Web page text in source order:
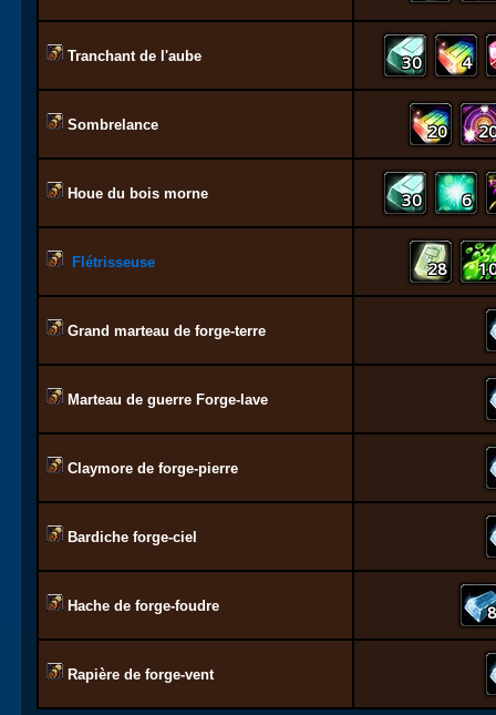
Tranchant de l'aube 30 4
Sombrelance 20
Houe du bois morne 30 6
Flétrisseuse 28
Grand marteau de forge-terre
Marteau de guerre Forge-lave
Claymore de forge-pierre
Bardiche forge-ciel
Hache de forge-foudre 8
Rapière de forge-vent